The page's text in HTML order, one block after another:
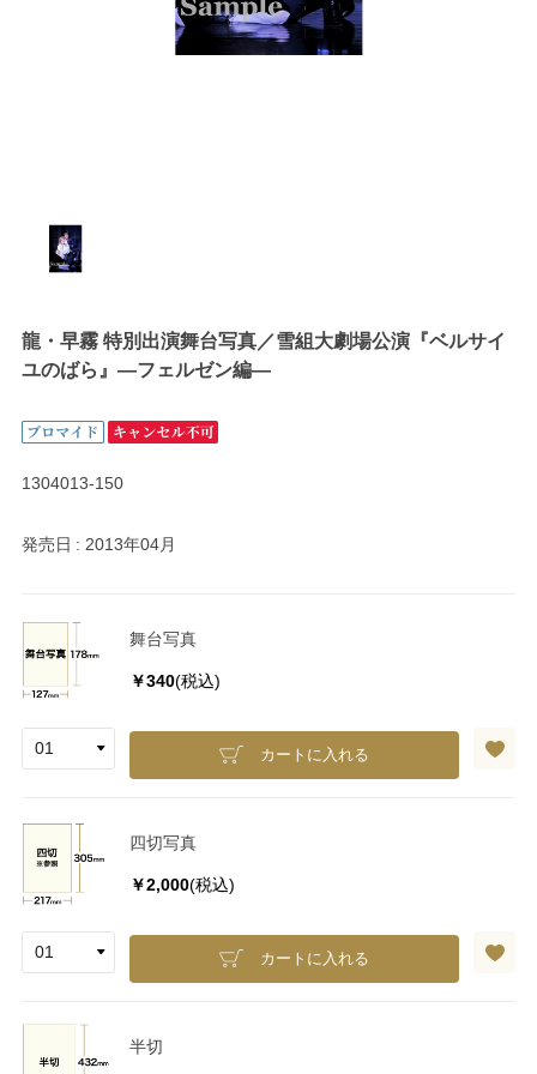
龍・早霧 特別出演舞台写真／雪組大劇場公演『ベルサイ
ユのばら』―フェルゼン編―
1304013-150
発売日 2013年04月
舞台写真
￥340(税込)
カートに入れる
四切写真
￥2,000(税込)
カートに入れる
半切